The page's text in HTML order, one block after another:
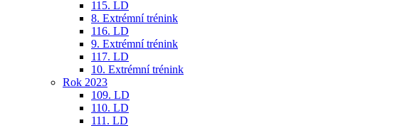
115. LD
8. Extrémní trénink
116. LD
9. Extrémní trénink
117. LD
10. Extrémní trénink
Rok 2023
109. LD
110. LD
111. LD